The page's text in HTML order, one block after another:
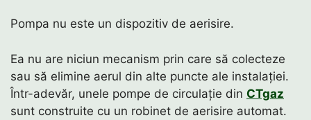
Pompa nu este un dispozitiv de aerisire.
Ea nu are niciun mecanism prin care să colecteze
sau să elimine aerul din alte puncte ale instalației.
Într-adevăr, unele pompe de circulație din CTgaz
sunt construite cu un robinet de aerisire automat.